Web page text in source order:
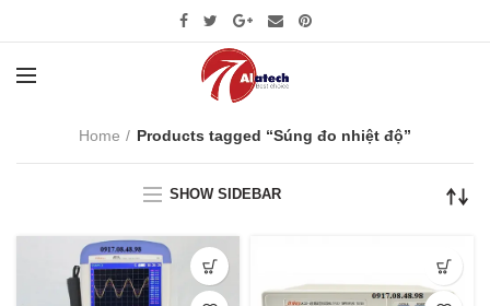
Home Products tagged “Súng đo nhiệt độ”
SHOW SIDEBAR